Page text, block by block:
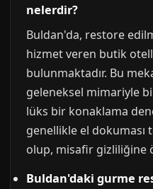
nelerdir?
Buldan'da, restore
hizmet veren butik
bulunmaktadır. Bu
geleneksel mimariyle
lüks bir konaklama
genellikle el
olup, misafir gizliliğine
Buldan'daki gurme